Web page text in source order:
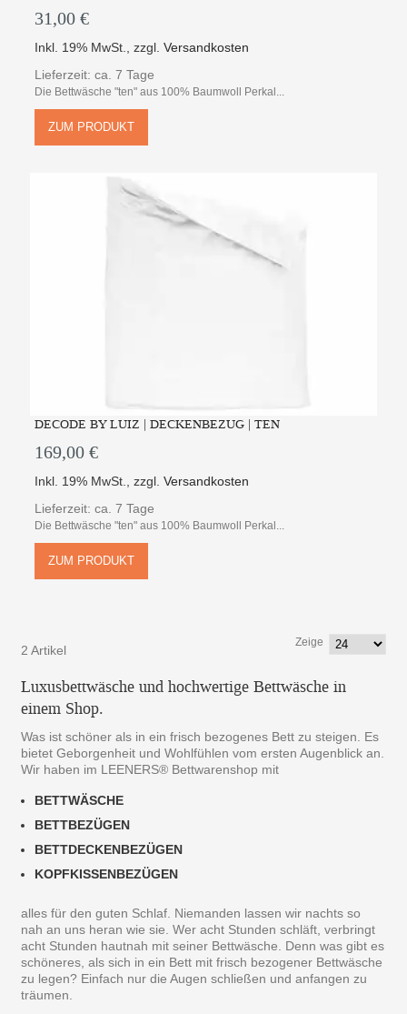
31,00 €
Inkl. 19% MwSt. ,zzgl.Versandkosten
Lieferzeit: ca. 7 Tage
Die Bettwäsche "ten" aus 100% Baumwoll Perkal...
ZUM PRODUKT
DECODE BY LUIZ | DECKENBEZUG | TEN
169,00 €
Inkl. 19% MwSt. ,zzgl.Versandkosten
Lieferzeit: ca. 7 Tage
Die Bettwäsche "ten" aus 100% Baumwoll Perkal...
ZUM PRODUKT
2 Artikel
Zeige
Luxusbettwäsche und hochwertige Bettwäsche in
einem Shop.
Was ist schöner als in ein frisch bezogenes Bett zu steigen. Es
bietet Geborgenheit und Wohlfühlen vom ersten Augenblick an.
Wir haben im LEENERS® Bettwarenshop mit
BETTWÄSCHE
BETTBEZÜGEN
BETTDECKENBEZÜGEN
KOPFKISSENBEZÜGEN
alles für den guten Schlaf. Niemanden lassen wir nachts so
nah an uns heran wie sie. Wer acht Stunden schläft, verbringt
acht Stunden hautnah mit seiner Bettwäsche. Denn was gibt es
schöneres, als sich in ein Bett mit frisch bezogener Bettwäsche
zu legen? Einfach nur die Augen schließen und anfangen zu
träumen.